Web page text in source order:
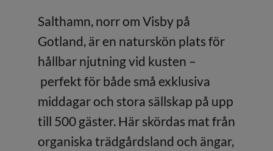
Salthamn, norr om Visby på
Gotland, är en naturskön plats för
hållbar njutning vid kusten –
perfekt för både små exklusiva
middagar och stora sällskap på upp
till 500 gäster. Här skördas mat från
organiska trädgårdsland och ängar,